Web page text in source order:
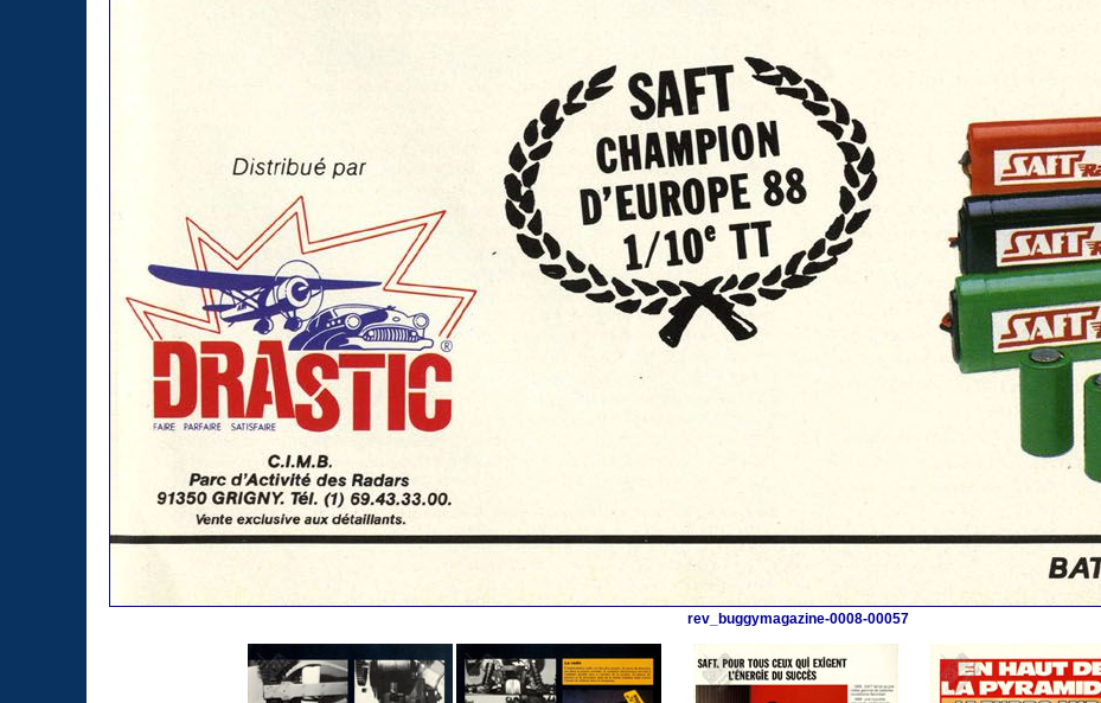
rev_buggymagazine-0008-00057